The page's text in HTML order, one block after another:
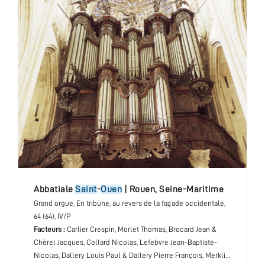
abbatiale Saint-Ouen Rouen, Seine-Maritime
Grand orgue, En tribune, au revers de la façade occidentale,
64 (64), IV/P
Facteurs : Carlier Crespin, Morlet Thomas, Brocard Jean &
Chérel Jacques, Collard Nicolas, Lefebvre Jean-Baptiste-
Nicolas, Dallery Louis Paul & Dallery Pierre François, Merklin